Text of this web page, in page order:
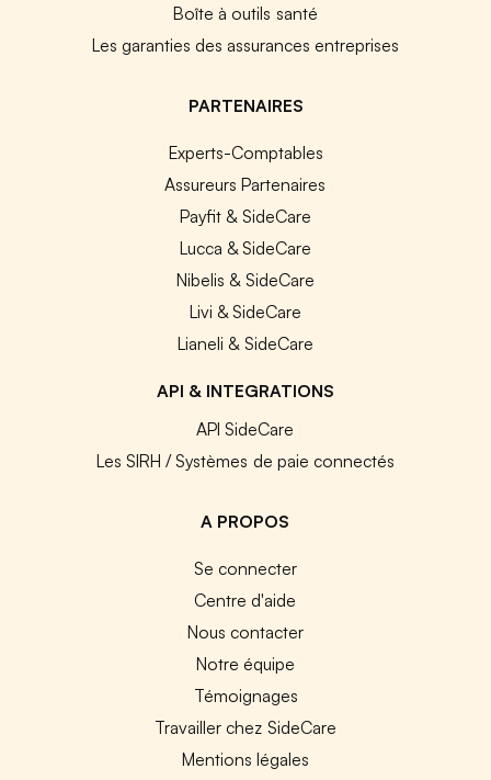
Boîte à outils santé
Les garanties des assurances entreprises
PARTENAIRES
Experts-Comptables
Assureurs Partenaires
Payfit & SideCare
Lucca & SideCare
Nibelis & SideCare
Livi & SideCare
Lianeli & SideCare
API & INTEGRATIONS
API SideCare
Les SIRH / Systèmes de paie connectés
A PROPOS
Se connecter
Centre d'aide
Nous contacter
Notre équipe
Témoignages
Travailler chez SideCare
Mentions légales